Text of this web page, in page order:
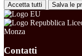
Accetta tutti Salva le
Monza
Contatti